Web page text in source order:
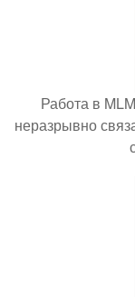
Работа в
неразрывно